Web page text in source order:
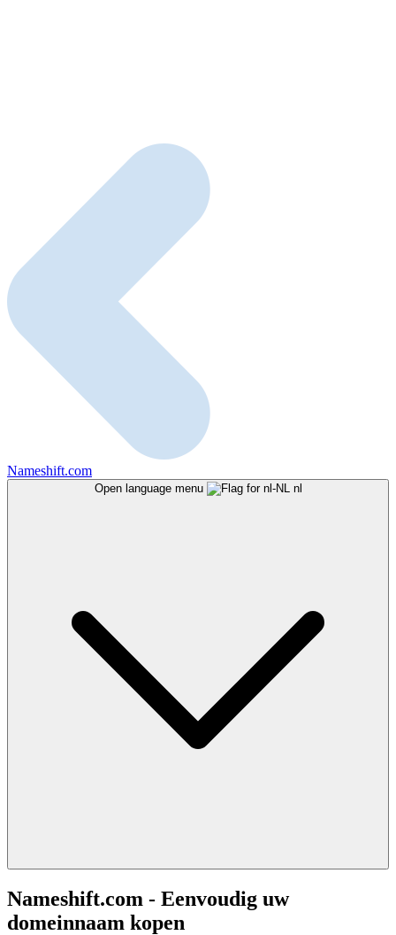
Nameshift.com
Open language menu nl
Nameshift.com - Eenvoudig uw
domeinnaam kopen